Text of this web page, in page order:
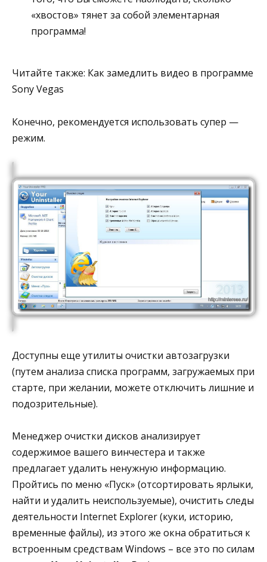
«хвостов» тянет за собой элементарная
программа!
Читайте также: Как замедлить видео в программе
Sony Vegas
Конечно, рекомендуется использовать супер —
режим.
Доступны еще утилиты очистки автозагрузки
(путем анализа списка программ, загружаемых при
старте, при желании, можете отключить лишние и
подозрительные).
Менеджер очистки дисков анализирует
содержимое вашего винчестера и также
предлагает удалить ненужную информацию.
Пройтись по меню «Пуск» (отсортировать ярлыки,
найти и удалить неиспользуемые), очистить следы
деятельности Internet Explorer (куки, историю,
временные файлы), из этого же окна обратиться к
встроенным средствам Windows – все это по силам